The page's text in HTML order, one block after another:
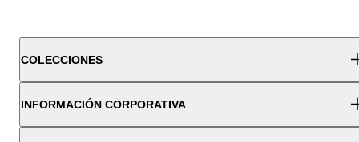
COLECCIONES
INFORMACIÓN CORPORATIVA